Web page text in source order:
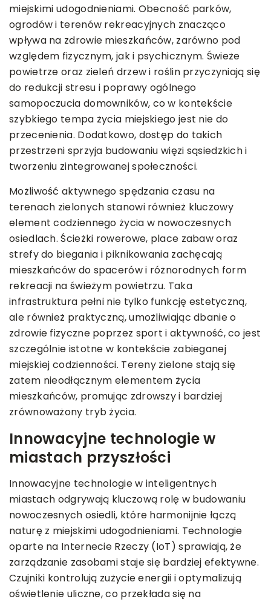
miejskimi udogodnieniami. Obecność parków,
ogrodów i terenów rekreacyjnych znacząco
wpływa na zdrowie mieszkańców, zarówno pod
względem fizycznym, jak i psychicznym. Świeże
powietrze oraz zieleń drzew i roślin przyczyniają się
do redukcji stresu i poprawy ogólnego
samopoczucia domowników, co w kontekście
szybkiego tempa życia miejskiego jest nie do
przecenienia. Dodatkowo, dostęp do takich
przestrzeni sprzyja budowaniu więzi sąsiedzkich i
tworzeniu zintegrowanej społeczności.
Możliwość aktywnego spędzania czasu na
terenach zielonych stanowi również kluczowy
element codziennego życia w nowoczesnych
osiedlach. Ścieżki rowerowe, place zabaw oraz
strefy do biegania i piknikowania zachęcają
mieszkańców do spacerów i różnorodnych form
rekreacji na świeżym powietrzu. Taka
infrastruktura pełni nie tylko funkcję estetyczną,
ale również praktyczną, umożliwiając dbanie o
zdrowie fizyczne poprzez sport i aktywność, co jest
szczególnie istotne w kontekście zabieganej
miejskiej codzienności. Tereny zielone stają się
zatem nieodłącznym elementem życia
mieszkańców, promując zdrowszy i bardziej
zrównoważony tryb życia.
Innowacyjne technologie w
miastach przyszłości
Innowacyjne technologie w inteligentnych
miastach odgrywają kluczową rolę w budowaniu
nowoczesnych osiedli, które harmonijnie łączą
naturę z miejskimi udogodnieniami. Technologie
oparte na Internecie Rzeczy (IoT) sprawiają, że
zarządzanie zasobami staje się bardziej efektywne.
Czujniki kontrolują zużycie energii i optymalizują
oświetlenie uliczne, co przekłada się na